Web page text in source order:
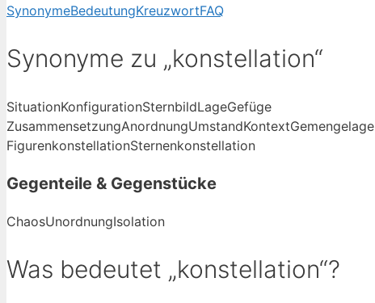
SynonymeBedeutungKreuzwortFAQ
Synonyme zu „konstellation“
SituationKonfigurationSternbildLageGefüge
ZusammensetzungAnordnungUmstandKontextGemengelage
FigurenkonstellationSternenkonstellation
Gegenteile & Gegenstücke
ChaosUnordnungIsolation
Was bedeutet „konstellation“?